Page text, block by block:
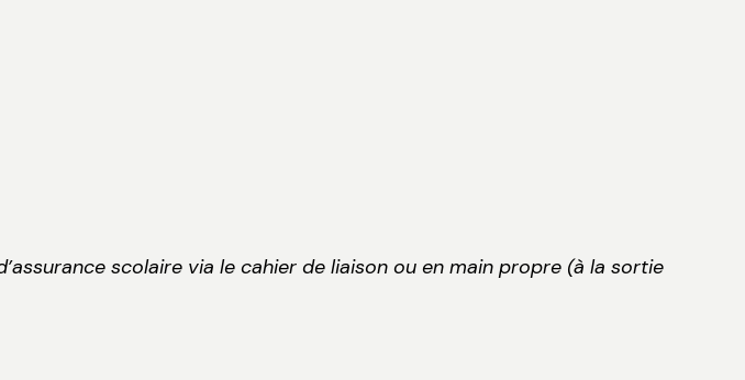
scolaire via le cahier de liaison ou en main propre (à la sortie